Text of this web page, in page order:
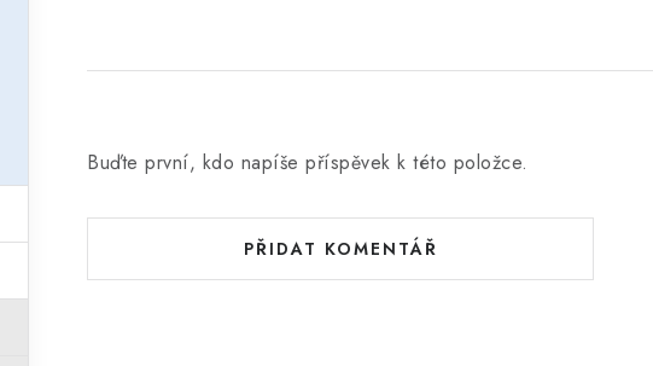
Buďte první, kdo napíše příspěvek k této položce.
PŘIDAT KOMENTÁŘ